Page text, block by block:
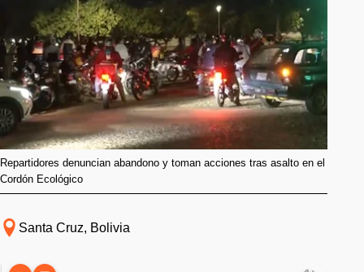
Repartidores denuncian abandono y toman acciones tras asalto en el
Cordón Ecológico
Santa Cruz, Bolivia